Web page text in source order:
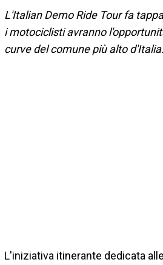
L'Italian Demo Ride Tour fa
i motociclisti avranno
curve del comune più alto d'Italia.
L'iniziativa itinerante dedicata